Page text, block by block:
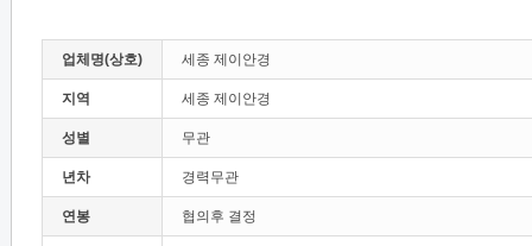
업체명(상호) 세종 제이안경
지역 세종 제이안경
성별 무관
년차 경력무관
연봉 협의후 결정